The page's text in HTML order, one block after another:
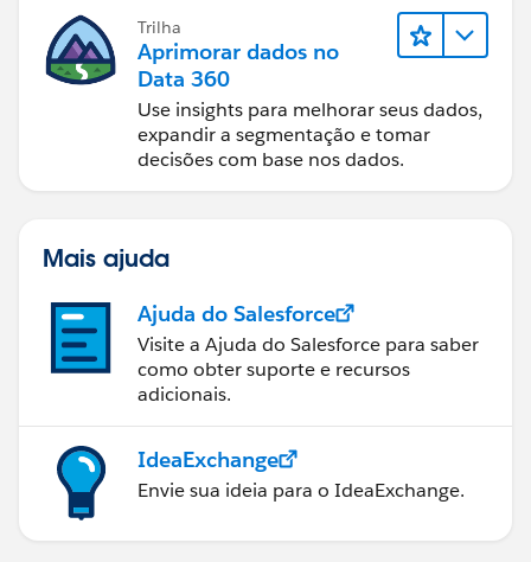
Trilha
Aprimorar dados no
Data 360
Use insights para melhorar seus dados,
expandir a segmentação e tomar
decisões com base nos dados.
Mais ajuda
Ajuda do Salesforce
Visite a Ajuda do Salesforce para saber
como obter suporte e recursos
adicionais.
IdeaExchange
Envie sua ideia para o IdeaExchange.